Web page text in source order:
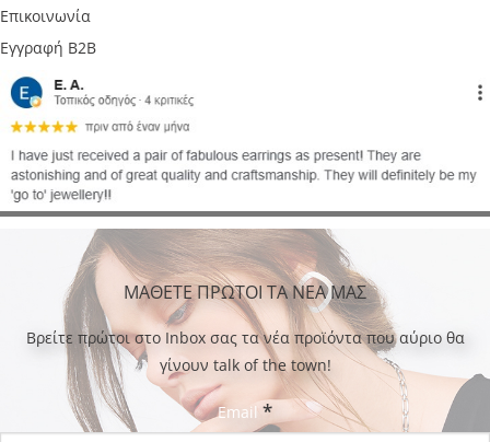
Επικοινωνία
Εγγραφή B2B
ΜΑΘΕΤΕ ΠΡΩΤΟΙ ΤΑ ΝΕΑ ΜΑΣ
Bρείτε πρώτοι στο Inbox σας τα νέα προϊόντα που αύριο θα
γίνουν talk of the town!
Email *